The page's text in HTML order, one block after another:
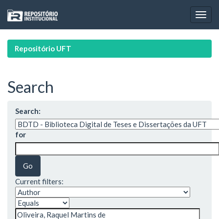
navigation
Repositório UFT
Search
Search:
for
Current filters: